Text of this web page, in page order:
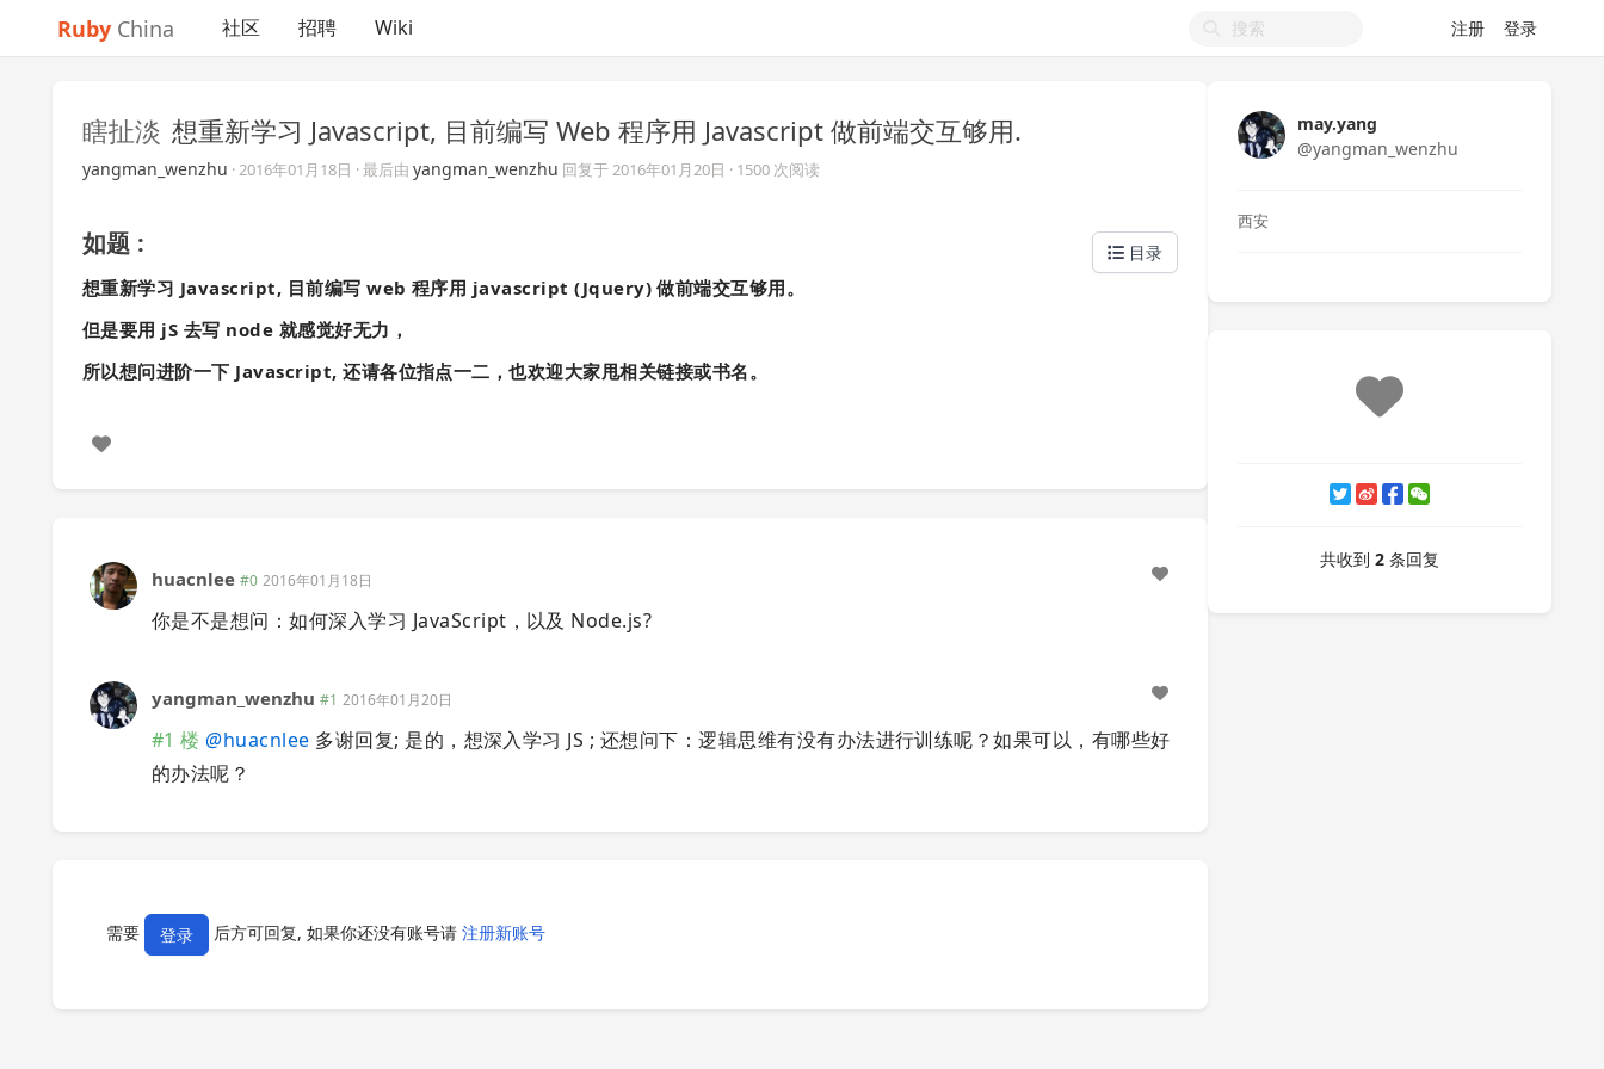
Ruby China 社区 招聘 Wiki 注册 登录
瞎扯淡 想重新学习 Javascript, 目前编写 Web 程序用 Javascript 做前端交互够用.
yangman_wenzhu ·2016年01月18日 · 最后由 yangman_wenzhu 回复于2016年01月20日 · 1500 次阅读
目录
如题 :
想重新学习 Javascript, 目前编写 web 程序用 javascript (Jquery) 做前端交互够用。
但是要用 jS 去写 node 就感觉好无力，
所以想问进阶一下 Javascript, 还请各位指点一二，也欢迎大家甩相关链接或书名。
huacnlee #0 2016年01月18日
你是不是想问：如何深入学习 JavaScript，以及 Node.js?
yangman_wenzhu #1 2016年01月20日
#1 楼 @huacnlee 多谢回复; 是的，想深入学习 JS ; 还想问下：逻辑思维有没有办法进行训练呢？如果可以，有哪些好
的办法呢？
需要 登录 后方可回复, 如果你还没有账号请 注册新账号
may.yang
@yangman_wenzhu
西安
共收到 2 条回复